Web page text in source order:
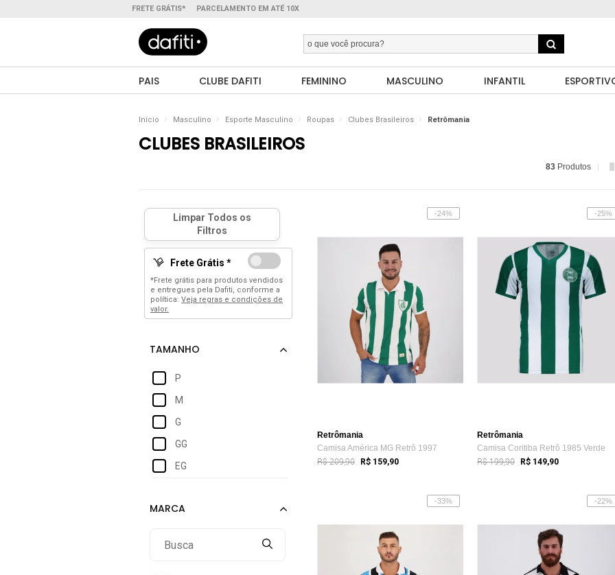
FRETE GRÁTIS* PARCELAMENTO EM ATÉ 10X
PAIS CLUBE DAFITI FEMININO MASCULINO INFANTIL
Início Masculino Esporte Masculino Roupas Clubes Brasileiros Retrômania
CLUBES BRASILEIROS
83 Produtos
Frete Grátis *
*Frete grátis para produtos vendidos
e entregues pela Dafiti, conforme a
política: Veja regras e condições de
valor.
P
M
G
GG
EG
-24%
Retrômania
Camisa América MG Retrô 1997
R$ 209,90 R$ 159,90
-25%
Retrômania
Camisa Coritiba Retrô 1985 Verde
R$ 199,90 R$ 149,90
-33% -22%